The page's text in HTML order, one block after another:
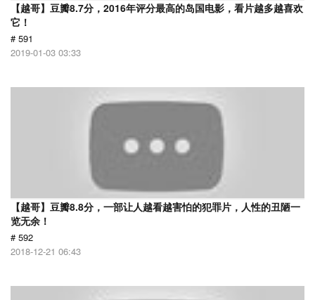
【越哥】豆瓣8.7分，2016年评分最高的岛国电影，看片越多越喜欢
它！
# 591
2019-01-03 03:33
【越哥】豆瓣8.8分，一部让人越看越害怕的犯罪片，人性的丑陋一
览无余！
# 592
2018-12-21 06:43